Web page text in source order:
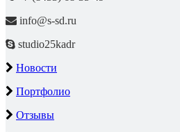
info@s-sd.ru
studio25kadr
Новости
Портфолио
Отзывы